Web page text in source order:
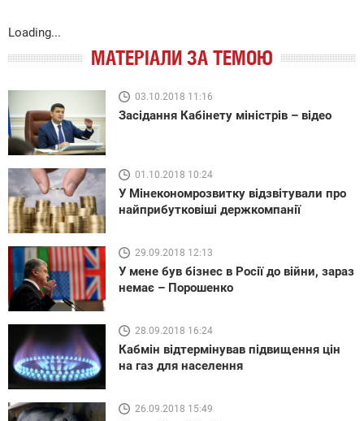
Loading...
МАТЕРІАЛИ ЗА ТЕМОЮ
03.10.2018 11:16
Засідання Кабінету міністрів – відео
01.10.2018 10:24
У Мінекономрозвитку відзвітували про
найприбутковіші держкомпанії
29.09.2018 12:13
У мене був бізнес в Росії до війни, зараз
немає – Порошенко
28.09.2018 16:24
Кабмін відтермінував підвищення цін
на газ для населення
26.09.2018 15:49